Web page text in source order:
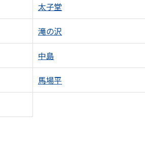
太子堂
滝の沢
中島
馬場平